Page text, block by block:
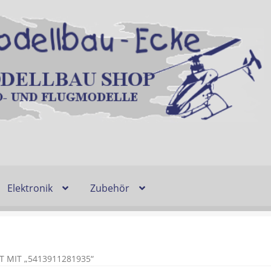
Elektronik Zubehör
Lieferzeit & Verfügbarkeit
MIT „5413911281935“